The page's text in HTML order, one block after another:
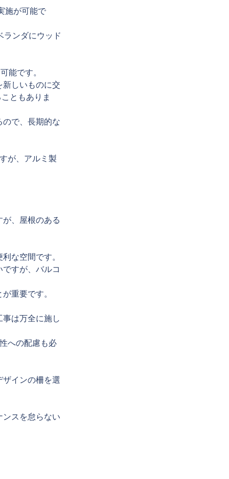
施が可能で
ランダにウッド
能です。
しいものに交
ともありま
で、長期的な
が、アルミ製
、屋根のある
な空間です。
すが、バルコ
重要です。
は万全に施し
への配慮も必
インの柵を選
スを怠らない